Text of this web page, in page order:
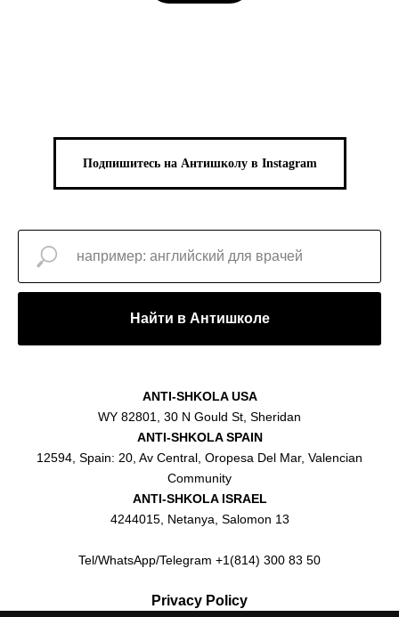
Подпишитесь на Антишколу в Instagram
Найти в Антишколе
ANTI-SHKOLA USA
WY 82801, 30 N Gould St, Sheridan
ANTI-SHKOLA SPAIN
12594, Spain: 20, Av Central, Oropesa Del Mar, Valencian
Community
ANTI-SHKOLA ISRAEL
4244015, Netanya, Salomon 13
Tel/WhatsApp/Telegram +1(814) 300 83 50
Privacy Policy